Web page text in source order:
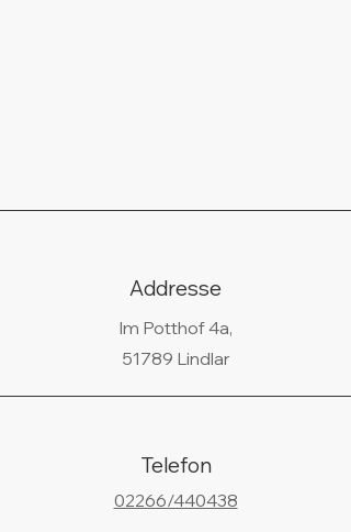
Addresse
Im Potthof 4a,
51789 Lindlar
Telefon
02266/440438